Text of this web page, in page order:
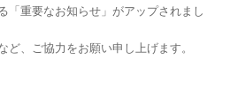
「重要なお知らせ」がアップされまし
、ご協力をお願い申し上げます。